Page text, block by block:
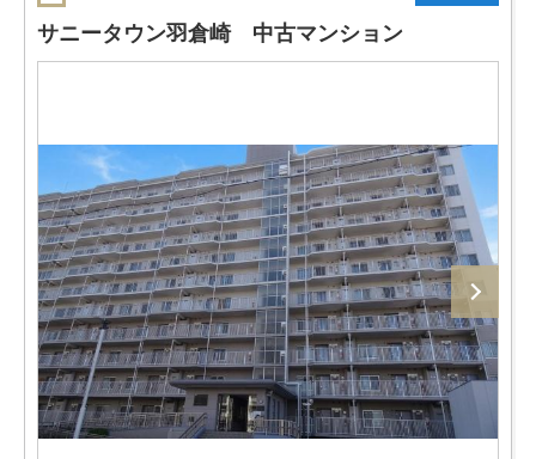
サニータウン羽倉崎 中古マンション